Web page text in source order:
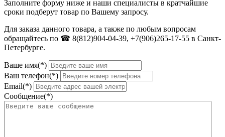
Заполните форму ниже и наши специалисты в кратчайшие
сроки подберут товар по Вашему запросу.
Для заказа данного товара, а также по любым вопросам
обращайтесь по ☎ 8(812)904-04-39, +7(906)265-17-55 в Санкт-
Петербурге.
Ваше имя(*)
Ваш телефон(*)
Email(*)
Сообщение(*)